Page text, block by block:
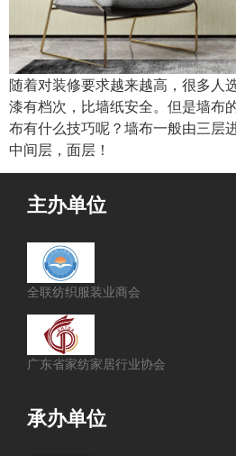
随着对装修要求越来越高，很多人
漆有档次，比墙纸安全。但是墙布
布有什么技巧呢？墙布一般由三层
中间层，面层！
主办单位
全联纺织服装业商会
广东省家纺家居行业协会
承办单位